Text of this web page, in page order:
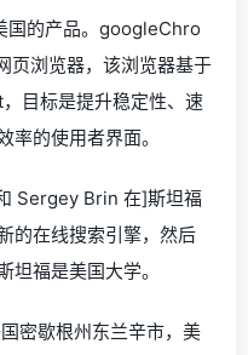
国的产品。googleChro
页浏览器，该浏览器基于
目标是提升稳定性、速
率的使用者界面。
Sergey Brin 在]斯坦福
的在线搜索引擎，然后
坦福是美国大学。
密歇根州东兰辛市，美